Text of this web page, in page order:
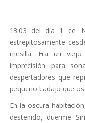
13:03 del día 1 de
estrepitosamente
mesilla. Era un
imprecisión para
despertadores que
pequeño badajo que
En la oscura
desteñido, duerme